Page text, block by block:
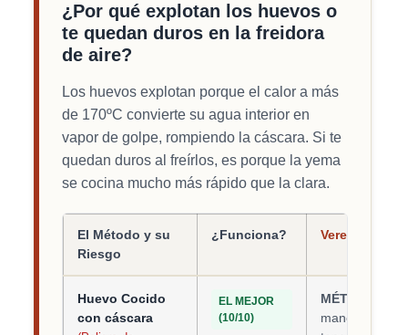
¿Por qué explotan los huevos o
te quedan duros en la freidora
de aire?
Los huevos explotan porque el calor a más
de 170ºC convierte su agua interior en
vapor de golpe, rompiendo la cáscara. Si te
quedan duros al freírlos, es porque la yema
se cocina mucho más rápido que la clara.
El Método y su
Riesgo
¿Funciona? Veredicto y
Huevo Cocido
con cáscara
EL MEJOR
(10/10)
MÉTODO
manchas